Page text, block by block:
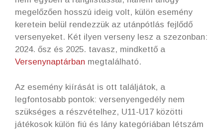
megelőzően hosszú ideig volt, külön esemény
keretein belül rendezzük az utánpótlás fejlődő
versenyeket. Két ilyen verseny lesz a szezonban:
2024. ősz és 2025. tavasz, mindkettő a
Versenynaptárban megtalálható.
Az esemény kiírását is ott találjátok, a
legfontosabb pontok: versenyengedély nem
szükséges a részvételhez, U11-U17 közötti
játékosok külön fiú és lány kategóriában létszám